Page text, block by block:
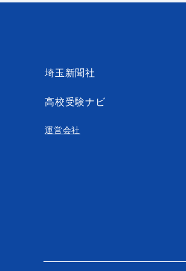
埼玉新聞社
高校受験ナビ
運営会社